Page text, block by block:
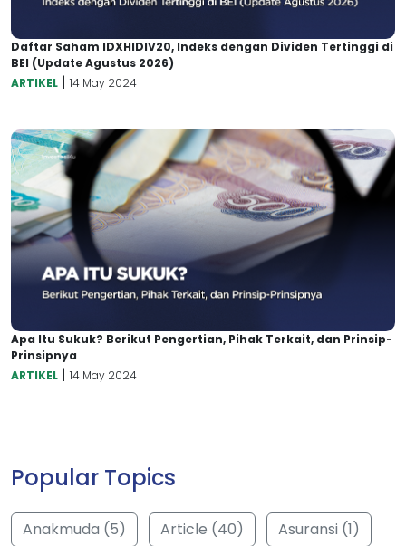
Daftar Saham IDXHIDIV20, Indeks dengan Dividen Tertinggi di
BEI (Update Agustus 2026)
ARTIKEL | 14 May 2024
Apa Itu Sukuk? Berikut Pengertian, Pihak Terkait, dan Prinsip-
Prinsipnya
ARTIKEL | 14 May 2024
Popular Topics
Anakmuda (5) Article (40)
Asuransi (1)